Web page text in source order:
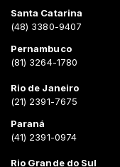
Santa Catarina
(48) 3380-9407
Pernambuco
(81) 3264-1780
Rio de Janeiro
(21) 2391-7675
Paraná
(41) 2391-0974
Rio Grande do Sul